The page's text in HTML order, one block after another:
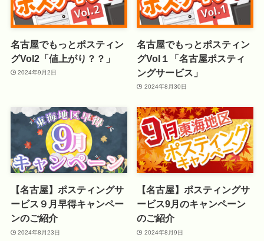
名古屋でもっとポスティン
グVol2「値上がり？？」
2024年9月2日
名古屋でもっとポスティン
グVol１「名古屋ポスティ
ングサービス」
2024年8月30日
【名古屋】ポスティングサ
ービス９月早得キャンペー
ンのご紹介
2024年8月23日
【名古屋】ポスティングサ
ービス9月のキャンペーン
のご紹介
2024年8月9日